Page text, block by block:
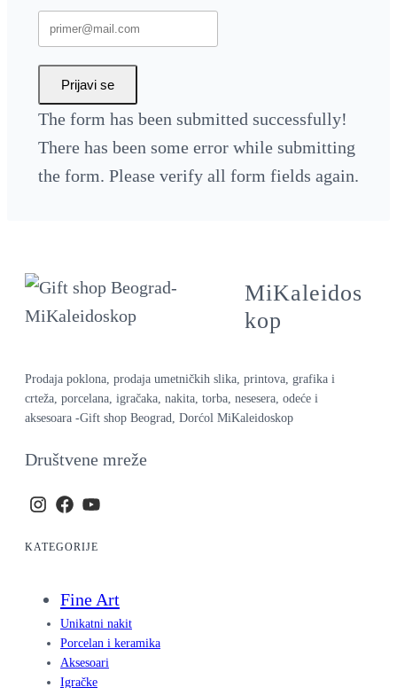
Prijavi se
The form has been submitted successfully!
There has been some error while submitting
the form. Please verify all form fields again.
MiKaleidos
kop
Prodaja poklona, prodaja umetničkih slika, printova, grafika i
crteža, porcelana, igračaka, nakita, torba, nesesera, odeće i
aksesoara -Gift shop Beograd, Dorćol MiKaleidoskop
Društvene mreže
KATEGORIJE
Fine Art
Unikatni nakit
Porcelan i keramika
Aksesoari
Igračke